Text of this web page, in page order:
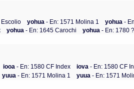
Escolio yohua- En: 1571 Molina 1 yohua-
yohua- En: 1645 Carochi yohua- En: 1780
iooa - En: 1580 CF Index iova - En: 1580 CF
yuua - En: 1571 Molina 1 yuua - En: 1571